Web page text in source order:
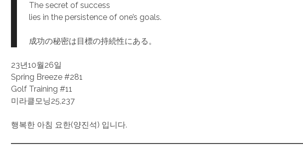
The secret of success
lies in the persistence of one’s goals.
成功の秘密は目標の持続性にある。
23년10월26일
Spring Breeze #281
Golf Training #11
미라클모닝25,237
행복한 아침 요한(양진석) 입니다.